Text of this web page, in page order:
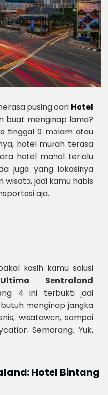
pusing cari Hotel
buat menginap lama?
tinggal 9 malam atau
hotel murah terasa
hotel mahal terlalu
juga yang lokasinya
wisata, jadi kamu habis
aja.
kasih kamu solusi
Sentraland
4 ini terbukti jadi
menginap jangka
wisatawan, sampai
Semarang. Yuk,
Hotel Bintang